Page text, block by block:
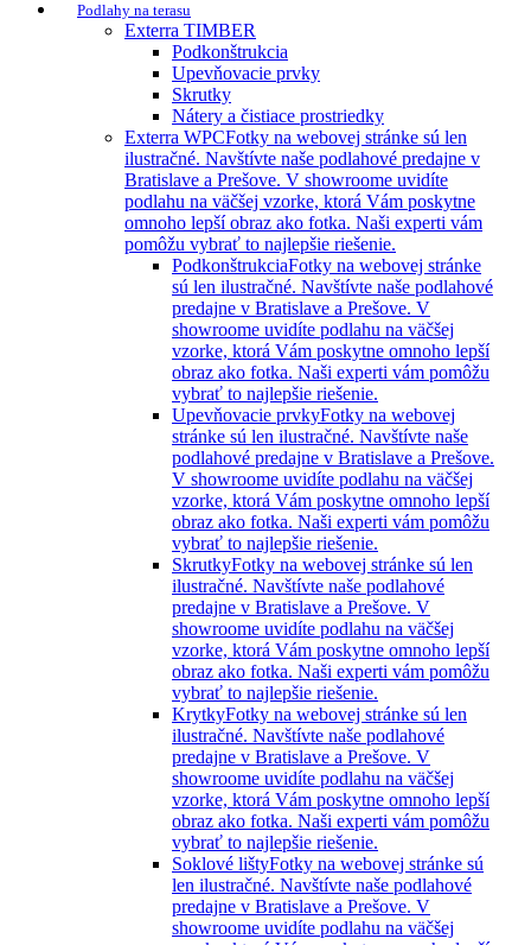
Podlahy na terasu
Exterra TIMBER
Podkonštrukcia
Upevňovacie prvky
Skrutky
Nátery a čistiace prostriedky
Exterra WPCFotky na webovej stránke sú len
ilustračné. Navštívte naše podlahové predajne v
Bratislave a Prešove. V showroome uvidíte
podlahu na väčšej vzorke, ktorá Vám poskytne
omnoho lepší obraz ako fotka. Naši experti vám
pomôžu vybrať to najlepšie riešenie.
PodkonštrukciaFotky na webovej stránke
sú len ilustračné. Navštívte naše podlahové
predajne v Bratislave a Prešove. V
showroome uvidíte podlahu na väčšej
vzorke, ktorá Vám poskytne omnoho lepší
obraz ako fotka. Naši experti vám pomôžu
vybrať to najlepšie riešenie.
Upevňovacie prvkyFotky na webovej
stránke sú len ilustračné. Navštívte naše
podlahové predajne v Bratislave a Prešove.
V showroome uvidíte podlahu na väčšej
vzorke, ktorá Vám poskytne omnoho lepší
obraz ako fotka. Naši experti vám pomôžu
vybrať to najlepšie riešenie.
SkrutkyFotky na webovej stránke sú len
ilustračné. Navštívte naše podlahové
predajne v Bratislave a Prešove. V
showroome uvidíte podlahu na väčšej
vzorke, ktorá Vám poskytne omnoho lepší
obraz ako fotka. Naši experti vám pomôžu
vybrať to najlepšie riešenie.
KrytkyFotky na webovej stránke sú len
ilustračné. Navštívte naše podlahové
predajne v Bratislave a Prešove. V
showroome uvidíte podlahu na väčšej
vzorke, ktorá Vám poskytne omnoho lepší
obraz ako fotka. Naši experti vám pomôžu
vybrať to najlepšie riešenie.
Soklové lištyFotky na webovej stránke sú
len ilustračné. Navštívte naše podlahové
predajne v Bratislave a Prešove. V
showroome uvidíte podlahu na väčšej